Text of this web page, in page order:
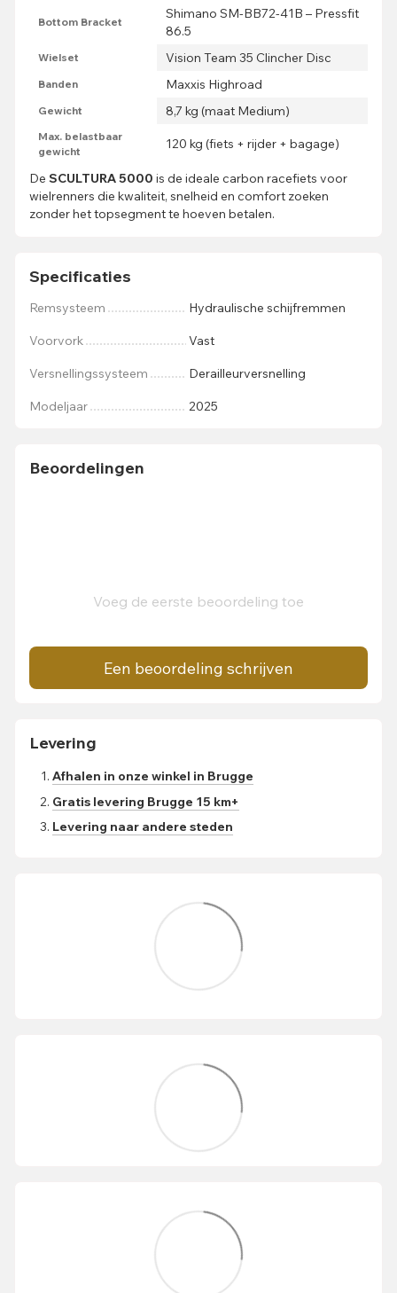
Bottom Bracket
Shimano SM-BB72-41B – Pressfit
86.5
Wielset Vision Team 35 Clincher Disc
Banden Maxxis Highroad
Gewicht 8,7 kg (maat Medium)
Max. belastbaar
gewicht
120 kg (fiets + rijder + bagage)
De SCULTURA 5000 is de ideale carbon racefiets voor
wielrenners die kwaliteit, snelheid en comfort zoeken
zonder het topsegment te hoeven betalen.
Specificaties
Remsysteem Hydraulische schijfremmen
Voorvork Vast
Versnellingssysteem Derailleurversnelling
Modeljaar 2025
Beoordelingen
Voeg de eerste beoordeling toe
Een beoordeling schrijven
Levering
Afhalen in onze winkel in Brugge
Gratis levering Brugge 15 km+
Levering naar andere steden